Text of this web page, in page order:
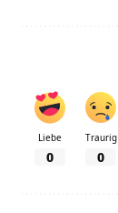
Liebe
0
Traurig
0